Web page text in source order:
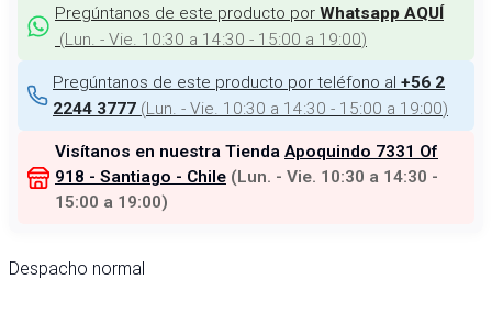
Pregúntanos de este producto por Whatsapp AQUÍ
(Lun. - Vie. 10:30 a 14:30 - 15:00 a 19:00)
Pregúntanos de este producto por teléfono al +56 2
2244 3777 (Lun. - Vie. 10:30 a 14:30 - 15:00 a 19:00)
Visítanos en nuestra Tienda Apoquindo 7331 Of
918 - Santiago - Chile (Lun. - Vie. 10:30 a 14:30 -
15:00 a 19:00)
Despacho normal